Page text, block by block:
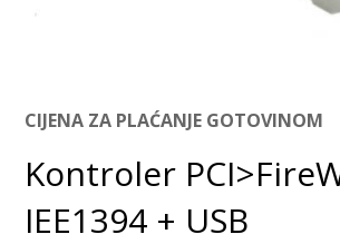
CIJENA ZA PLAĆANJE GOTOVINOM
Kontroler
IEE1394 + USB